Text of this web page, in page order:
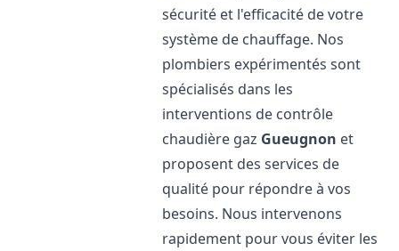
sécurité et l'efficacité de votre
système de chauffage. Nos
plombiers expérimentés sont
spécialisés dans les
interventions de contrôle
chaudière gaz Gueugnon et
proposent des services de
qualité pour répondre à vos
besoins. Nous intervenons
rapidement pour vous éviter les